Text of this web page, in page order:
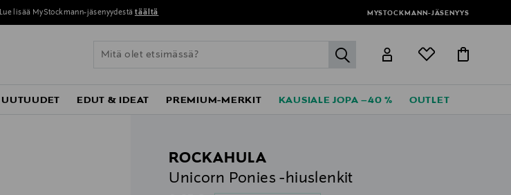
Lue lisää MyStockmann-jäsenyydestä täältä MYSTOCKMANN-JÄSENYYS
label.header.go
UUTUUDET EDUT & IDEAT PREMIUM-MERKIT KAUSIALE JOPA –40 % OUTLET
ROCKAHULA
Unicorn Ponies -hiuslenkit